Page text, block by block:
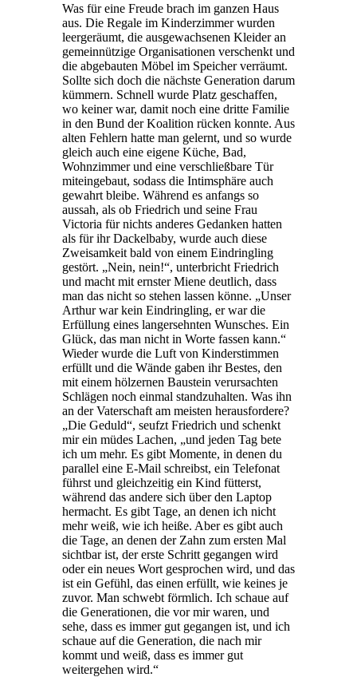
Was für eine Freude brach im ganzen Haus
aus. Die Regale im Kinderzimmer wurden
leergeräumt, die ausgewachsenen Kleider an
gemeinnützige Organisationen verschenkt und
die abgebauten Möbel im Speicher verräumt.
Sollte sich doch die nächste Generation darum
kümmern. Schnell wurde Platz geschaffen,
wo keiner war, damit noch eine dritte Familie
in den Bund der Koalition rücken konnte. Aus
alten Fehlern hatte man gelernt, und so wurde
gleich auch eine eigene Küche, Bad,
Wohnzimmer und eine verschließbare Tür
miteingebaut, sodass die Intimsphäre auch
gewahrt bleibe. Während es anfangs so
aussah, als ob Friedrich und seine Frau
Victoria für nichts anderes Gedanken hatten
als für ihr Dackelbaby, wurde auch diese
Zweisamkeit bald von einem Eindringling
gestört. „Nein, nein!“, unterbricht Friedrich
und macht mit ernster Miene deutlich, dass
man das nicht so stehen lassen könne. „Unser
Arthur war kein Eindringling, er war die
Erfüllung eines langersehnten Wunsches. Ein
Glück, das man nicht in Worte fassen kann.“
Wieder wurde die Luft von Kinderstimmen
erfüllt und die Wände gaben ihr Bestes, den
mit einem hölzernen Baustein verursachten
Schlägen noch einmal standzuhalten. Was ihn
an der Vaterschaft am meisten herausfordere?
„Die Geduld“, seufzt Friedrich und schenkt
mir ein müdes Lachen, „und jeden Tag bete
ich um mehr. Es gibt Momente, in denen du
parallel eine E-Mail schreibst, ein Telefonat
führst und gleichzeitig ein Kind fütterst,
während das andere sich über den Laptop
hermacht. Es gibt Tage, an denen ich nicht
mehr weiß, wie ich heiße. Aber es gibt auch
die Tage, an denen der Zahn zum ersten Mal
sichtbar ist, der erste Schritt gegangen wird
oder ein neues Wort gesprochen wird, und das
ist ein Gefühl, das einen erfüllt, wie keines je
zuvor. Man schwebt förmlich. Ich schaue auf
die Generationen, die vor mir waren, und
sehe, dass es immer gut gegangen ist, und ich
schaue auf die Generation, die nach mir
kommt und weiß, dass es immer gut
weitergehen wird.“